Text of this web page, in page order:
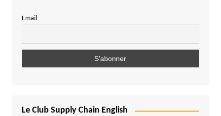
Email
Le Club Supply Chain English